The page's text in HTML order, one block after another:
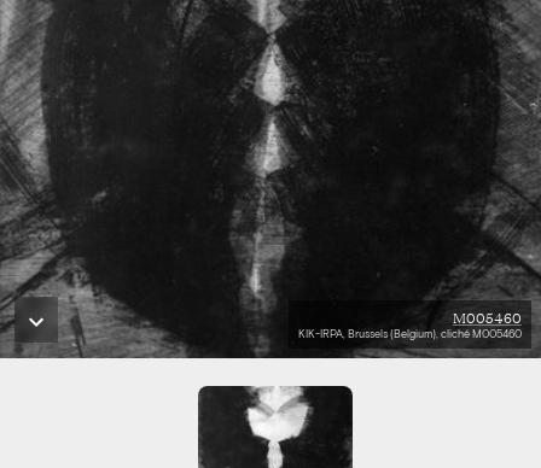
M005460
KIK-IRPA, Brussels (Belgium), cliché M005460